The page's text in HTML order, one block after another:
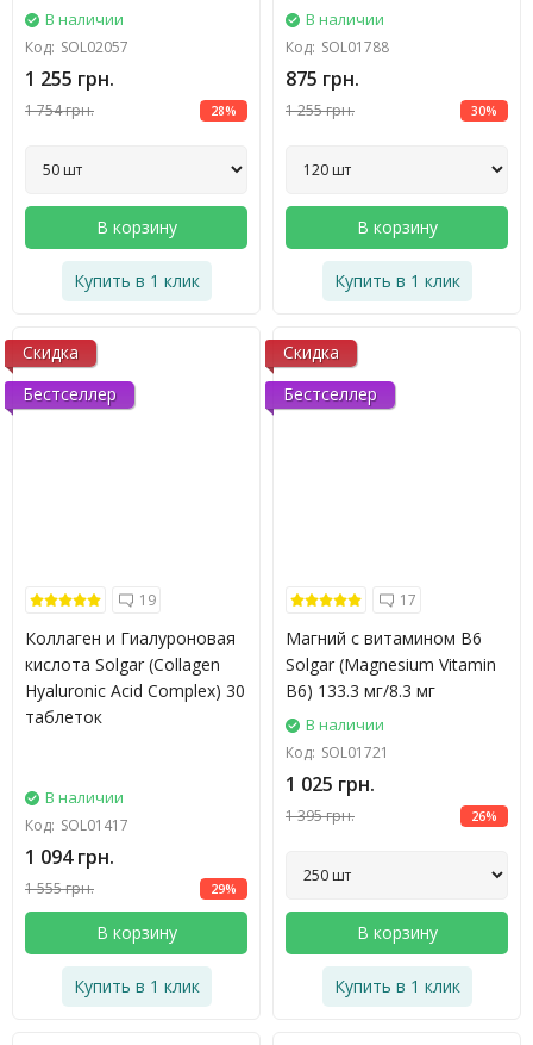
В наличии
Код: SOL02057
1 255 грн.
1 754 грн. 28%
В корзину
Купить в 1 клик
В наличии
Код: SOL01788
875 грн.
1 255 грн. 30%
В корзину
Купить в 1 клик
Скидка
Бестселлер
19
Коллаген и Гиалуроновая
кислота Solgar (Collagen
Hyaluronic Acid Complex) 30
таблеток
В наличии
Код: SOL01417
1 094 грн.
1 555 грн. 29%
В корзину
Купить в 1 клик
Скидка
Бестселлер
17
Магний с витамином В6
Solgar (Magnesium Vitamin
B6) 133.3 мг/8.3 мг
В наличии
Код: SOL01721
1 025 грн.
1 395 грн. 26%
В корзину
Купить в 1 клик